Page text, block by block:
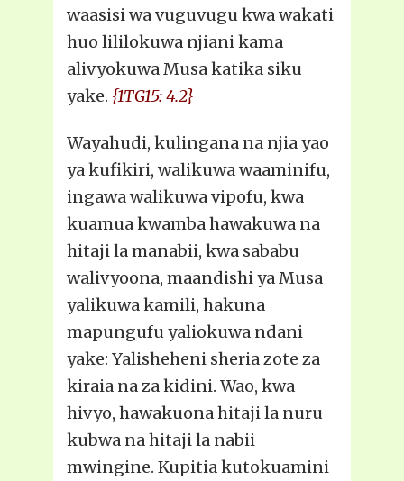
waasisi wa vuguvugu kwa wakati
huo lililokuwa njiani kama
alivyokuwa Musa katika siku
yake. {1TG15: 4.2}
Wayahudi, kulingana na njia yao
ya kufikiri, walikuwa waaminifu,
ingawa walikuwa vipofu, kwa
kuamua kwamba hawakuwa na
hitaji la manabii, kwa sababu
walivyoona, maandishi ya Musa
yalikuwa kamili, hakuna
mapungufu yaliokuwa ndani
yake: Yalisheheni sheria zote za
kiraia na za kidini. Wao, kwa
hivyo, hawakuona hitaji la nuru
kubwa na hitaji la nabii
mwingine. Kupitia kutokuamini